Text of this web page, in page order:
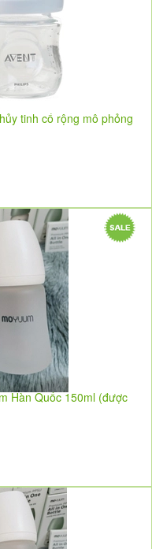
tinh cổ rộng mô phỏng
Hàn Quốc 150ml (được